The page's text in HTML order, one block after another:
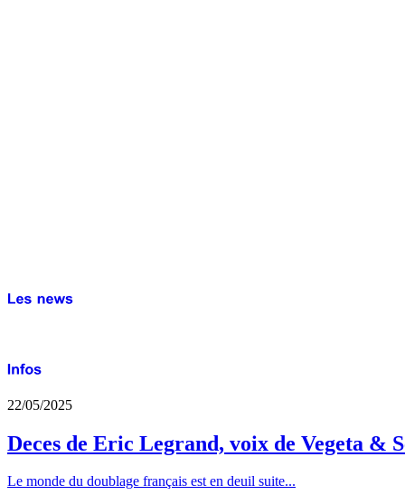
22/05/2025
Deces de Eric Legrand, voix de Vegeta &
Le monde du doublage français est en deuil suite...